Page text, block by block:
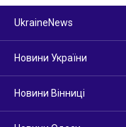
UkraineNews
Новини України
Новини Вінниці